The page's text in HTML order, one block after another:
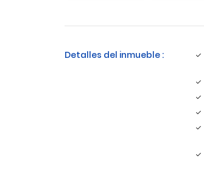
Detalles del inmueble :